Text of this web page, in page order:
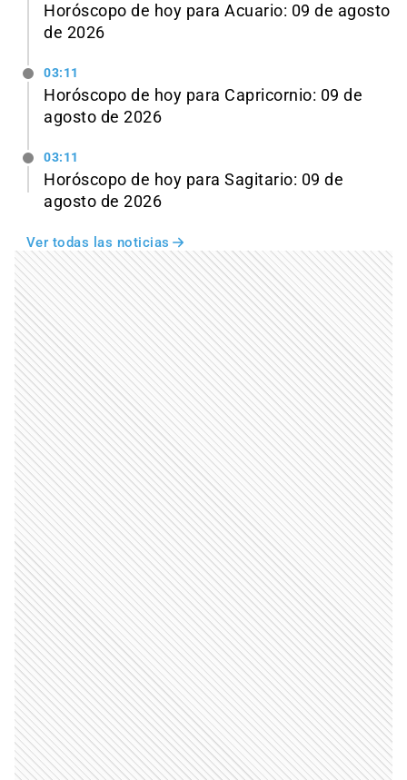
Horóscopo de hoy para Acuario: 09 de agosto
de 2026
03:11
Horóscopo de hoy para Capricornio: 09 de
agosto de 2026
03:11
Horóscopo de hoy para Sagitario: 09 de
agosto de 2026
Ver todas las noticias